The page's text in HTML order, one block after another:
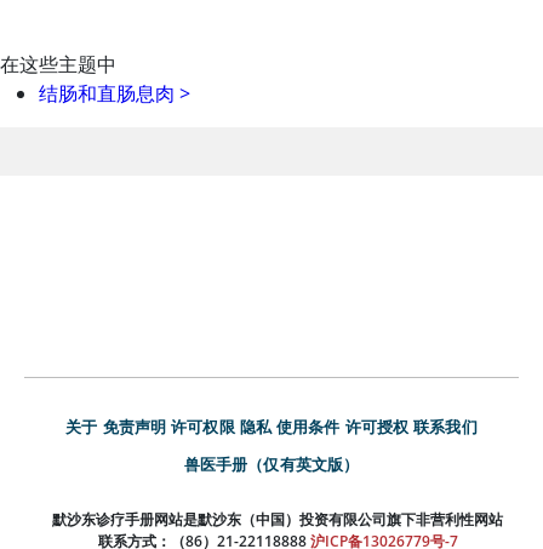
在这些主题中
结肠和直肠息肉 >
关于 免责声明 许可权限 隐私 使用条件 许可授权 联系我们
兽医手册（仅有英文版）
默沙东诊疗手册网站是默沙东（中国）投资有限公司旗下非营利性网站
联系方式：（86）21-22118888 沪ICP备13026779号-7